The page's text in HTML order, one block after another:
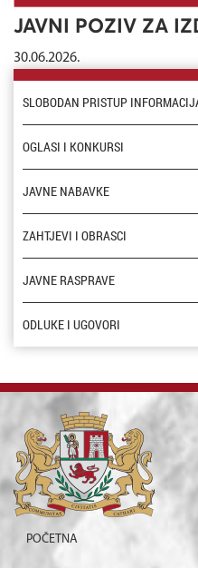
JAVNI POZIV ZA
30.06.2026.
SLOBODAN PRISTUP
OGLASI I KONKURSI
JAVNE NABAVKE
ZAHTJEVI I OBRASCI
JAVNE RASPRAVE
ODLUKE I UGOVORI
POČETNA